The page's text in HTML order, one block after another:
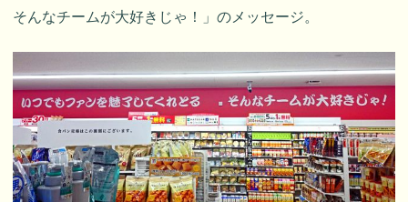
そんなチームが大好きじゃ！」のメッセージ。